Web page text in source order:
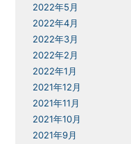
2022年5月
2022年4月
2022年3月
2022年2月
2022年1月
2021年12月
2021年11月
2021年10月
2021年9月